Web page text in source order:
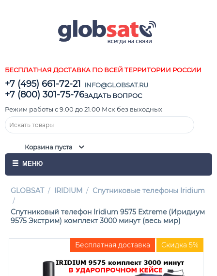
БЕСПЛАТНАЯ ДОСТАВКА ПО ВСЕЙ ТЕРРИТОРИИ РОССИИ
+7 (495) 661-72-21
+7 (800) 301-75-76
INFO@GLOBSAT.RU
ЗАДАТЬ ВОПРОС
Режим работы с 9.00 до 21.00 Мск без выходных
Корзина пуста
МЕНЮ
GLOBSAT / IRIDIUM / Спутниковые телефоны Iridium
/
Спутниковый телефон Iridium 9575 Extreme (Иридиум
9575 Экстрим) комплект 3000 минут (весь мир)
Бесплатная доставка Скидка 5%